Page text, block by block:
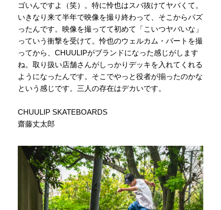
ゴいんですよ（笑）。特に怜也はスバ抜けてヤバくて。
いきなり来て半年で映像を撮り終わって、そこからバズ
ったんです。映像を撮ってて初めて「こいつヤバいな」
っていう衝撃を受けて。怜也のウェルカム・パートを撮
ってから、CHUULIPがブランドになった感じがします
ね。取り扱い店舗さんがしっかりデッキを入れてくれる
ようになったんです。そこでやっと役者が揃ったのかな
という感じです。三人の存在はデカいです。
CHUULIP SKATEBOARDS
齋藤丈太郎